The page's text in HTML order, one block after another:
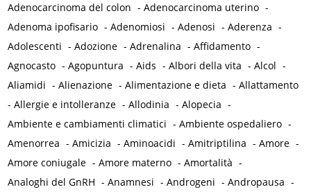
Adenocarcinoma del colon -Adenocarcinoma uterino -
Adenoma ipofisario -Adenomiosi -Adenosi -Aderenza -
Adolescenti -Adozione -Adrenalina -Affidamento -
Agnocasto -Agopuntura -Aids -Albori della vita -Alcol -
Aliamidi -Alienazione -Alimentazione e dieta -Allattamento
-Allergie e intolleranze -Allodinia -Alopecia -
Ambiente e cambiamenti climatici -Ambiente ospedaliero -
Amenorrea -Amicizia -Aminoacidi -Amitriptilina -Amore -
Amore coniugale -Amore materno -Amortalità -
Analoghi del GnRH -Anamnesi -Androgeni -Andropausa -